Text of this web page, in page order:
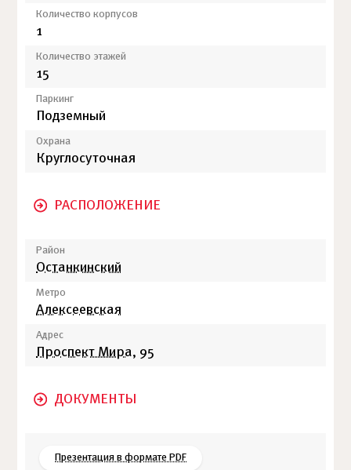
Количество корпусов
1
Количество этажей
15
Паркинг
Подземный
Охрана
Круглосуточная
РАСПОЛОЖЕНИЕ
Район
Останкинский
Метро
Алексеевская
Адрес
Проспект Мира, 95
ДОКУМЕНТЫ
Презентация в формате PDF